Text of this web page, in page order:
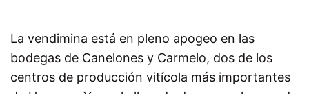
La vendimina está en pleno apogeo en las
bodegas de Canelones y Carmelo, dos de los
centros de producción vitícola más importantes